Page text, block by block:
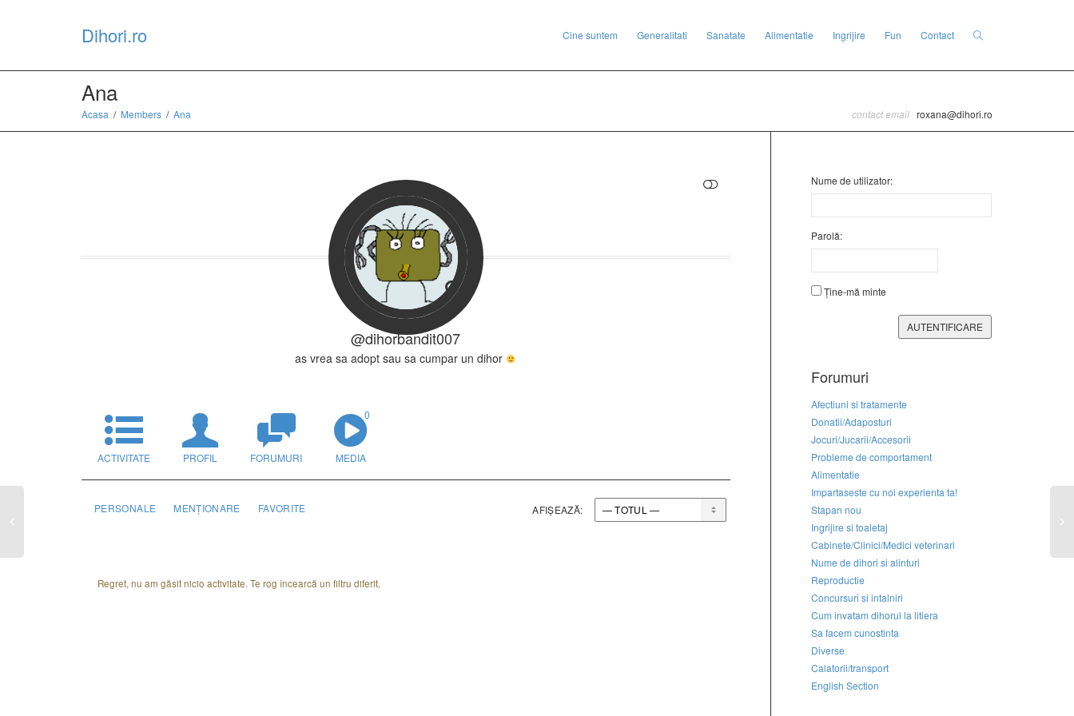
Dihori.ro Cine suntem Generalitati Sanatate Alimentatie Ingrijire Fun Contact
Ana
Acasa Members Ana contact email roxana@dihori.ro
@dihorbandit007
as vrea sa adopt sau sa cumpar un dihor
ACTIVITATE PROFIL FORUMURI MEDIA
0
PERSONALE MENȚIONARE FAVORITE AFIȘEAZĂ:
Regret, nu am găsit nicio activitate. Te rog încearcă un filtru diferit.
Nume de utilizator:
Parolă:
Ține-mă minte
AUTENTIFICARE
Forumuri
Afectiuni si tratamente
Donatii/Adaposturi
Jocuri/Jucarii/Accesorii
Probleme de comportament
Alimentatie
Impartaseste cu noi experienta ta!
Stapan nou
Ingrijire si toaletaj
Cabinete/Clinici/Medici veterinari
Nume de dihori si alinturi
Reproductie
Concursuri si intalniri
Cum invatam dihorul la litiera
Sa facem cunostinta
Diverse
Calatorii/transport
English Section